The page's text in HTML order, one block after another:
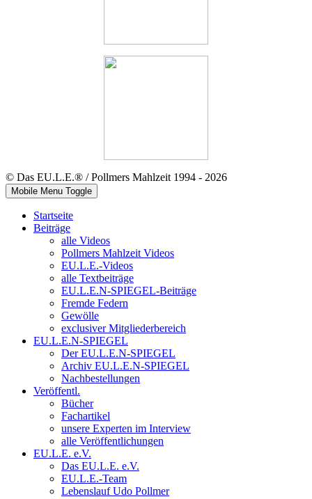
© Das EU.L.E.® / Pollmers Mahlzeit 1994 - 2026
Mobile Menu Toggle
Startseite
Beiträge
alle Videos
Pollmers Mahlzeit Videos
EU.L.E.-Videos
alle Textbeiträge
EU.L.E.N-SPIEGEL-Beiträge
Fremde Federn
Gewölle
exclusiver Mitgliederbereich
EU.L.E.N-SPIEGEL
Der EU.L.E.N-SPIEGEL
Archiv EU.L.E.N-SPIEGEL
Nachbestellungen
Veröffentl.
Bücher
Fachartikel
unsere Experten im Interview
alle Veröffentlichungen
EU.L.E. e.V.
Das EU.L.E. e.V.
EU.L.E.-Team
Lebenslauf Udo Pollmer